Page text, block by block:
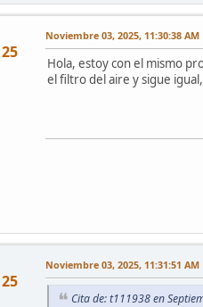
Noviembre 03, 2025, 11:30:38 AM
Hola, estoy con el mismo
el filtro del aire y sigue
Noviembre 03, 2025, 11:31:51 AM
Cita de: t111938 en